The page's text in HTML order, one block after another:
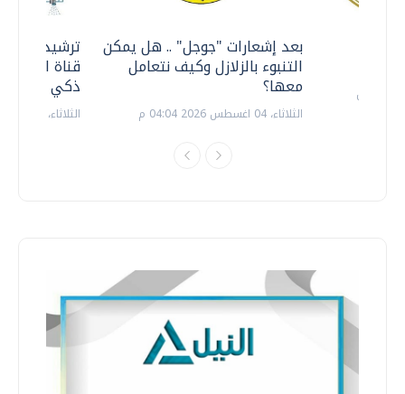
ترشيدا
قناة
ذكي
الثلاثاء، 14 يوليو 2026 06:11 م
بعد إشعارات "جوجل" .. هل يمكن
التنبوء بالزلازل وكيف نتعامل
معها؟
الثلاثاء، 04 اغسطس 2026 04:04 م